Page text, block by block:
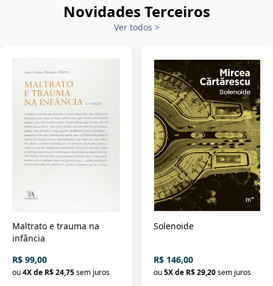
Novidades Terceiros
Ver todos >
Maltrato e trauma na
infância
R$ 99,00
ou4X de R$ 24,75sem juros
Solenoide
R$ 146,00
ou 5X de R$ 29,20 sem juros